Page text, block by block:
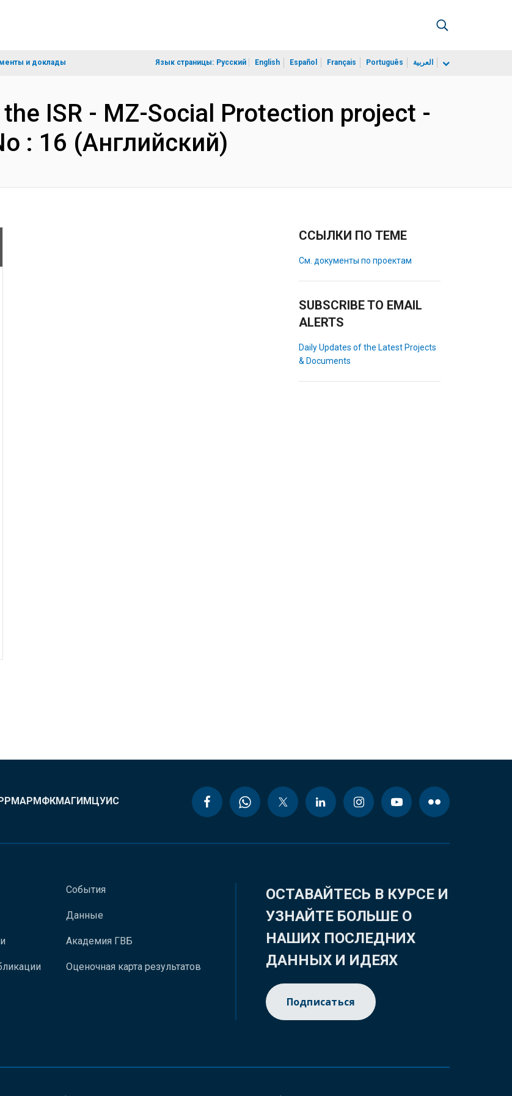
и доклады Язык страницы: Русский English Español Français Português العربية
ISR - MZ-Social Protection project -
: 16 (Английский)
ССЫЛКИ ПО ТЕМЕ
См. документы по проектам
SUBSCRIBE TO EMAIL
ALERTS
Daily Updates of the Latest Projects
& Documents
МАРМФКМАГИМЦУИС
События
Данные
Академия ГВБ
Оценочная карта результатов
ОСТАВАЙТЕСЬ В КУРСЕ И
УЗНАЙТЕ БОЛЬШЕ О
НАШИХ ПОСЛЕДНИХ
ДАННЫХ И ИДЕЯХ
Подписаться